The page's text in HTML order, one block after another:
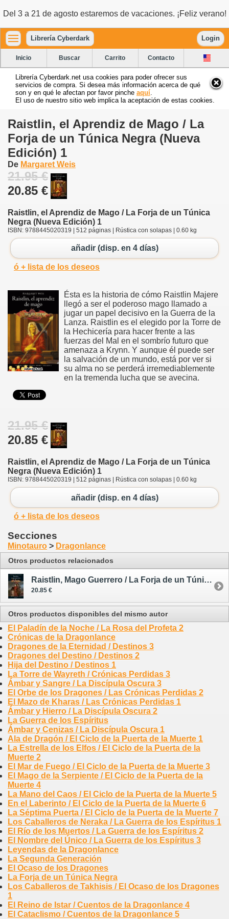
Del 3 a 21 de agosto estaremos de vacaciones. ¡Feliz verano!
Librería Cyberdark Login
Inicio Buscar Carrito Contacto
Librería Cyberdark.net usa cookies para poder ofrecer sus
servicios de compra. Si desea más información acerca de qué
son y en qué le afectan por favor pinche aquí
El uso de nuestro sitio web implica la aceptación de estas cookies.
Raistlin, el Aprendiz de Mago / La
Forja de un Túnica Negra (Nueva
Edición) 1
De Margaret Weis
21.95 €
20.85 €
Raistlin, el Aprendiz de Mago / La Forja de un Túnica
Negra (Nueva Edición) 1
ISBN: 9788445020319 | 512 páginas | Rústica con solapas | 0.60 kg
añadir (disp. en 4 días)
ó + lista de los deseos
Ésta es la historia de cómo Raistlin Majere
llegó a ser el poderoso mago llamado a
jugar un papel decisivo en la Guerra de la
Lanza. Raistlin es el elegido por la Torre de
la Hechicería para hacer frente a las
fuerzas del Mal en el sombrío futuro que
amenaza a Krynn. Y aunque él puede ser
la salvación de un mundo, está por ver si
su alma no se perderá irremediablemente
en la tremenda lucha que se avecina.
21.95 €
20.85 €
Raistlin, el Aprendiz de Mago / La Forja de un Túnica
Negra (Nueva Edición) 1
ISBN: 9788445020319 | 512 páginas | Rústica con solapas | 0.60 kg
añadir (disp. en 4 días)
ó + lista de los deseos
Secciones
Minotauro > Dragonlance
Otros productos relacionados
Raistlin, Mago Guerrero / La Forja de un Túnica Negra (Nueva Edición) 2
20.85 €
Otros productos disponibles del mismo autor
El Paladín de la Noche / La Rosa del Profeta 2
Crónicas de la Dragonlance
Dragones de la Eternidad / Destinos 3
Dragones del Destino / Destinos 2
Hija del Destino / Destinos 1
La Torre de Wayreth / Crónicas Perdidas 3
Ámbar y Sangre / La Discípula Oscura 3
El Orbe de los Dragones / Las Crónicas Perdidas 2
El Mazo de Kharas / Las Crónicas Perdidas 1
Ámbar y Hierro / La Discípula Oscura 2
La Guerra de los Espíritus
Ámbar y Cenizas / La Discípula Oscura 1
Ala de Dragón / El Ciclo de la Puerta de la Muerte 1
La Estrella de los Elfos / El Ciclo de la Puerta de la
Muerte 2
El Mar de Fuego / El Ciclo de la Puerta de la Muerte 3
El Mago de la Serpiente / El Ciclo de la Puerta de la
Muerte 4
La Mano del Caos / El Ciclo de la Puerta de la Muerte 5
En el Laberinto / El Ciclo de la Puerta de la Muerte 6
La Séptima Puerta / El Ciclo de la Puerta de la Muerte 7
Los Caballeros de Neraka / La Guerra de los Espíritus 1
El Río de los Muertos / La Guerra de los Espíritus 2
El Nombre del Único / La Guerra de los Espíritus 3
Leyendas de la Dragonlance
La Segunda Generación
El Ocaso de los Dragones
La Forja de un Túnica Negra
Los Caballeros de Takhisis / El Ocaso de los Dragones
1
El Reino de Istar / Cuentos de la Dragonlance 4
El Cataclismo / Cuentos de la Dragonlance 5